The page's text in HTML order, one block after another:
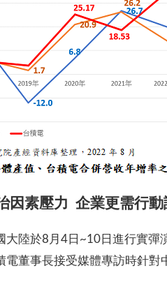
因素壓力 企業更需行
陸於8月4日~10日進行實
董事長接受媒體專訪時針